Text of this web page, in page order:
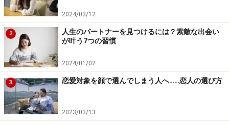
「ああ、昔の恋人は良かったなぁ……」。今現在のパート
ナーといる時間のなかで、もし前のパートナーのことを
考えているとすれば。それはある意味、浮気のようなも
の。このような場合でなくとも、あなたの頭の中に別の
異性がいるとすれば、パートナーもまた同じような状態
にあるでしょう。
「あの人と付き合えたら」と職場の憧れの人や、アイド
2024/03/12
2
人生のパートナーを見つけるには？素敵な出会い
が叶う7つの習慣
2024/01/02
3 恋愛対象を顔で選んでしまう人へ……恋人の選び方
2023/03/13